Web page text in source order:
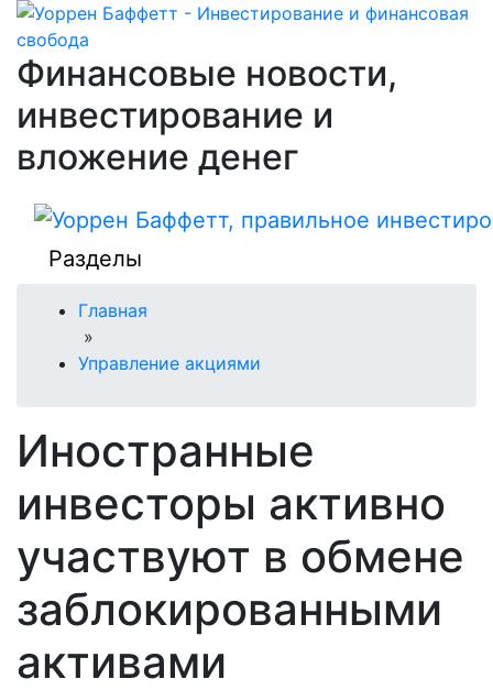
Финансовые новости,
инвестирование и
вложение денег
Разделы
Главная
»
Управление акциями
Иностранные
инвесторы активно
участвуют в обмене
заблокированными
активами